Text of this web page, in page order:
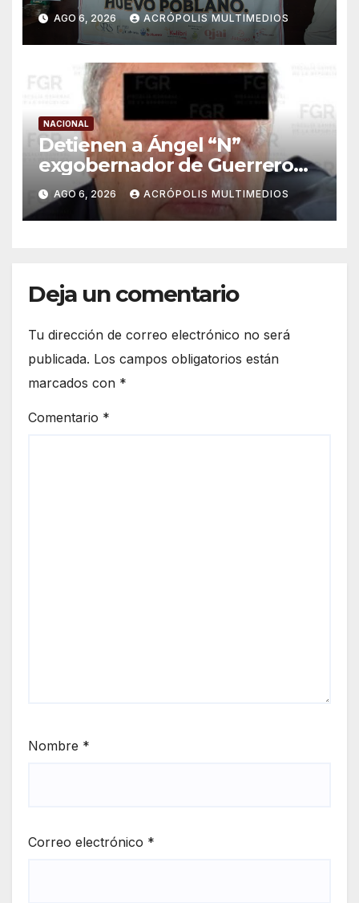
importaciones
AGO 6, 2026 ACRÓPOLIS MULTIMEDIOS
NACIONAL
Detienen a Ángel “N”
exgobernador de Guerrero
por caso Ayotzinapa
AGO 6, 2026 ACRÓPOLIS MULTIMEDIOS
Deja un comentario
Tu dirección de correo electrónico no será
publicada. Los campos obligatorios están
marcados con *
Comentario *
Nombre *
Correo electrónico *